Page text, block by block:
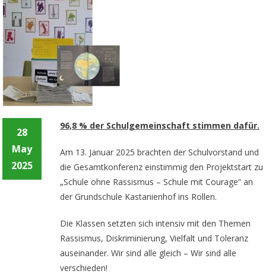
28
May
2025
96,8 % der Schulgemeinschaft stimmen dafür.
Am 13. Januar 2025 brachten der Schulvorstand und
die Gesamtkonferenz einstimmig den Projektstart zu
„Schule ohne Rassismus – Schule mit Courage“ an
der Grundschule Kastanienhof ins Rollen.
Die Klassen setzten sich intensiv mit den Themen
Rassismus, Diskriminierung, Vielfalt und Toleranz
auseinander. Wir sind alle gleich – Wir sind alle
verschieden!